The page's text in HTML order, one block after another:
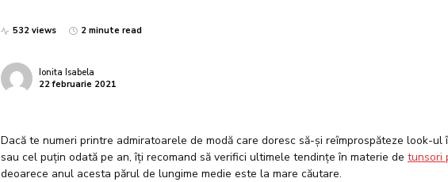
532 views 2 minute read
Ionita Isabela
22 februarie 2021
Dacă te numeri printre admiratoarele de modă care doresc să-și reîmprospăteze look-ul
sau cel puțin odată pe an, îți recomand să verifici ultimele tendințe în materie de tunsori
deoarece anul acesta părul de lungime medie este la mare căutare.